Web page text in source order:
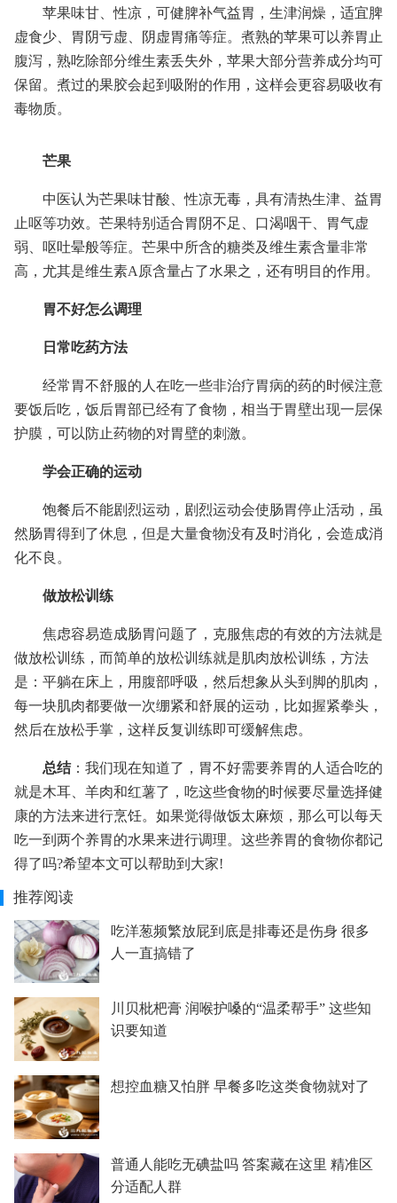
苹果味甘、性凉，可健脾补气益胃，生津润燥，适宜脾
虚食少、胃阴亏虚、阴虚胃痛等症。煮熟的苹果可以养胃止
腹泻，熟吃除部分维生素丢失外，苹果大部分营养成分均可
保留。煮过的果胶会起到吸附的作用，这样会更容易吸收有
毒物质。
芒果
中医认为芒果味甘酸、性凉无毒，具有清热生津、益胃
止呕等功效。芒果特别适合胃阴不足、口渴咽干、胃气虚
弱、呕吐晕般等症。芒果中所含的糖类及维生素含量非常
高，尤其是维生素A原含量占了水果之，还有明目的作用。
胃不好怎么调理
日常吃药方法
经常胃不舒服的人在吃一些非治疗胃病的药的时候注意
要饭后吃，饭后胃部已经有了食物，相当于胃壁出现一层保
护膜，可以防止药物的对胃壁的刺激。
学会正确的运动
饱餐后不能剧烈运动，剧烈运动会使肠胃停止活动，虽
然肠胃得到了休息，但是大量食物没有及时消化，会造成消
化不良。
做放松训练
焦虑容易造成肠胃问题了，克服焦虑的有效的方法就是
做放松训练，而简单的放松训练就是肌肉放松训练，方法
是：平躺在床上，用腹部呼吸，然后想象从头到脚的肌肉，
每一块肌肉都要做一次绷紧和舒展的运动，比如握紧拳头，
然后在放松手掌，这样反复训练即可缓解焦虑。
总结：我们现在知道了，胃不好需要养胃的人适合吃的
就是木耳、羊肉和红薯了，吃这些食物的时候要尽量选择健
康的方法来进行烹饪。如果觉得做饭太麻烦，那么可以每天
吃一到两个养胃的水果来进行调理。这些养胃的食物你都记
得了吗?希望本文可以帮助到大家!
推荐阅读
吃洋葱频繁放屁到底是排毒还是伤身 很多
人一直搞错了
川贝枇杷膏 润喉护嗓的“温柔帮手” 这些知
识要知道
想控血糖又怕胖 早餐多吃这类食物就对了
普通人能吃无碘盐吗 答案藏在这里 精准区
分适配人群